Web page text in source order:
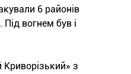
6 районів
Під вогнем був і
з